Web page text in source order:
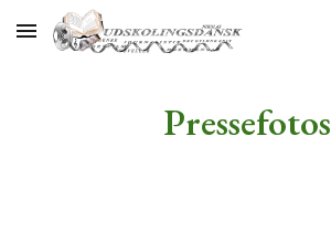
Skip to main content
Pressefotos